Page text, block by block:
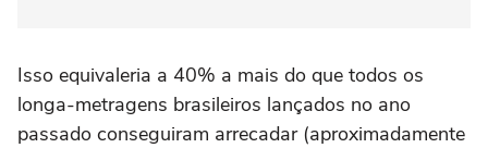
Isso equivaleria a 40% a mais do que todos os
longa-metragens brasileiros lançados no ano
passado conseguiram arrecadar (aproximadamente